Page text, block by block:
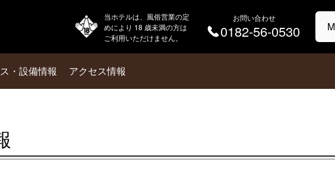
当ホテルは、風俗営業の定
めにより 18 歳未満の方は
ご利用いただけません。
お問い合わせ
0182-56-0530
・設備情報 アクセス情報